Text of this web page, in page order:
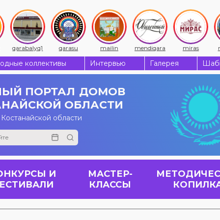
qarabalyq1 qarasu mailin mendiqara miras
коллективы Интервью Галерея
ПОРТАЛ ДОМОВ
ОБЛАСТИ
области
И
МАСТЕР-
КЛАССЫ